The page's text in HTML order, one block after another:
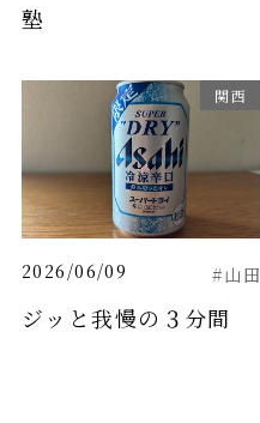
塾
関西
2026/06/09 #山田
ジッと我慢の３分間